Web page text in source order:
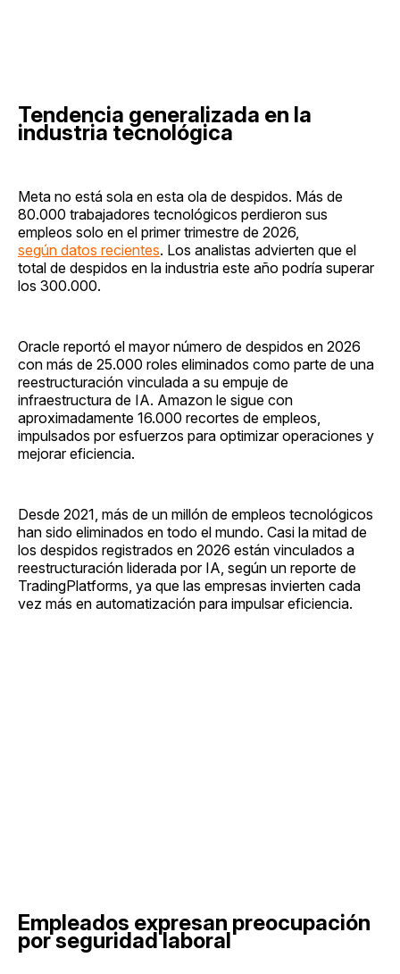
Tendencia generalizada en la
industria tecnológica
Meta no está sola en esta ola de despidos. Más de
80.000 trabajadores tecnológicos perdieron sus
empleos solo en el primer trimestre de 2026,
según datos recientes. Los analistas advierten que el
total de despidos en la industria este año podría superar
los 300.000.
Oracle reportó el mayor número de despidos en 2026
con más de 25.000 roles eliminados como parte de una
reestructuración vinculada a su empuje de
infraestructura de IA. Amazon le sigue con
aproximadamente 16.000 recortes de empleos,
impulsados por esfuerzos para optimizar operaciones y
mejorar eficiencia.
Desde 2021, más de un millón de empleos tecnológicos
han sido eliminados en todo el mundo. Casi la mitad de
los despidos registrados en 2026 están vinculados a
reestructuración liderada por IA, según un reporte de
TradingPlatforms, ya que las empresas invierten cada
vez más en automatización para impulsar eficiencia.
Empleados expresan preocupación
por seguridad laboral